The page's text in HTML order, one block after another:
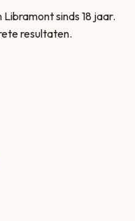
sinds 18 jaar.
resultaten.